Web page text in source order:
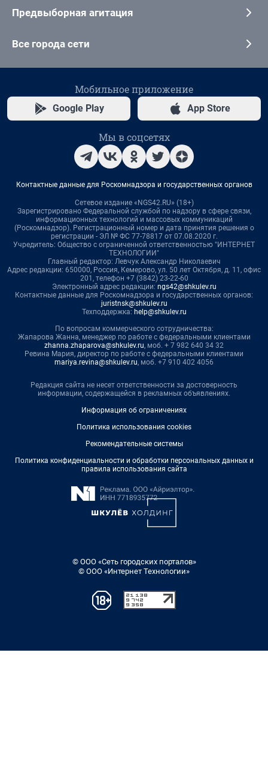
Предвыборная агитация
Все города сети
Мобильное приложение
Google Play App Store
Мы в соцсетях
Контактные данные для Роскомнадзора и государственных органов
Сетевое издание «NGS42.RU» (18+)
Зарегистрировано Федеральной службой по надзору в сфере связи,
информационных технологий и массовых коммуникаций
(Роскомнадзор). Регистрационный номер и дата принятия решения о
регистрации - ЭЛ № ФС 77-78817 от 07.08.2020 г.
Учредитель: Общество с ограниченной ответственностью "ИНТЕРНЕТ
ТЕХНОЛОГИИ"
Главный редактор: Левчук Александр Николаевич
Адрес редакции: 650000, Россия, Кемерово, ул. 50 лет Октября, д. 11, офис
201, телефон +7 (3842) 23-22-60
Электронный адрес редакции: ngs42@shkulev.ru
Контактные данные для Роскомнадзора и государственных органов:
juristnsk@shkulev.ru
Техподдержка: help@shkulev.ru
По вопросам коммерческого сотрудничества:
Жапарова Жанна, менеджер по работе с федеральными клиентами
zhanna.zhaparova@shkulev.ru, моб. + 7 982 640 34 32
Ревина Мария, директор по работе с федеральными клиентами
mariya.revina@shkulev.ru, моб. +7 910 402 4056
Редакция сайта не несет ответственности за достоверность
информации, содержащейся в рекламных объявлениях.
Информация об ограничениях
Политика использования cookies
Рекомендательные системы
Политика конфиденциальности и обработки персональных данных и
правила использования сайта
© ООО «Сеть городских порталов»
© ООО «Интернет Технологии»